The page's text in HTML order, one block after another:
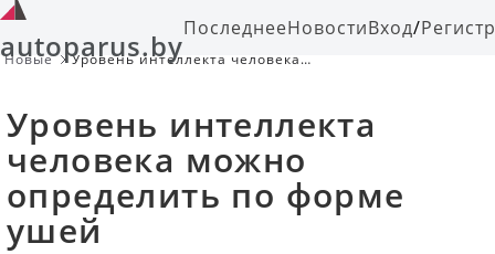
autoparus.byПоследнееНовостиВход/
Новые
Уровень интеллекта человека
Уровень интеллекта
человека можно
определить по форме
ушей